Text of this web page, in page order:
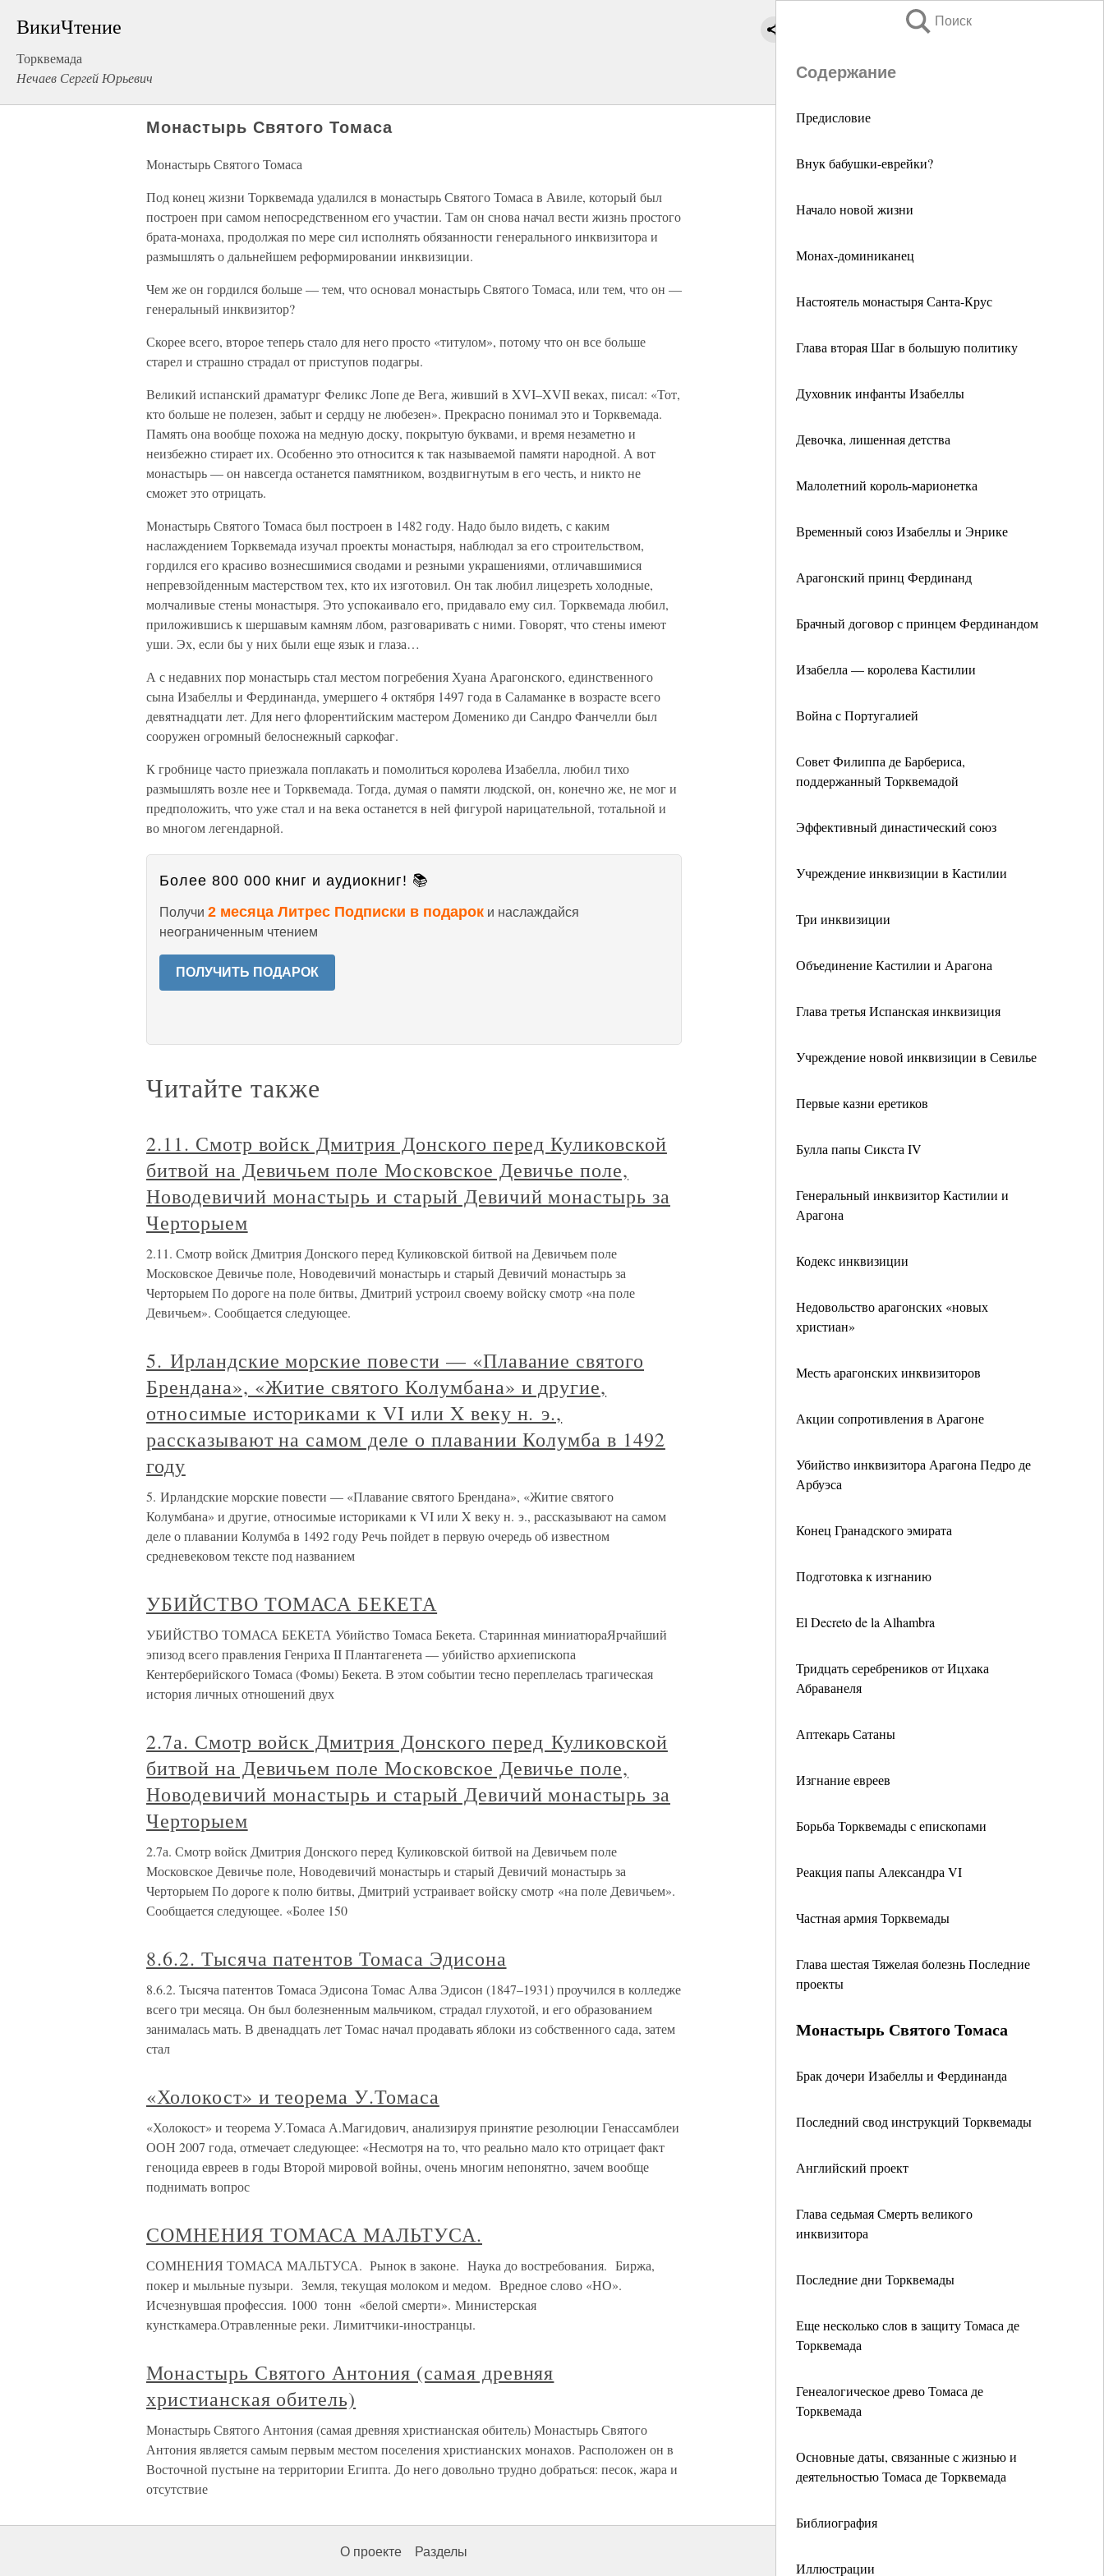
ВикиЧтение
Торквемада
Нечаев Сергей Юрьевич
Поиск
Содержание
Предисловие
Внук бабушки-еврейки?
Начало новой жизни
Монах-доминиканец
Настоятель монастыря Санта-Крус
Глава вторая Шаг в большую политику
Духовник инфанты Изабеллы
Девочка, лишенная детства
Малолетний король-марионетка
Временный союз Изабеллы и Энрике
Арагонский принц Фердинанд
Брачный договор с принцем Фердинандом
Изабелла — королева Кастилии
Война с Португалией
Совет Филиппа де Барбериса,
поддержанный Торквемадой
Эффективный династический союз
Учреждение инквизиции в Кастилии
Три инквизиции
Объединение Кастилии и Арагона
Глава третья Испанская инквизиция
Учреждение новой инквизиции в Севилье
Первые казни еретиков
Булла папы Сикста IV
Генеральный инквизитор Кастилии и
Арагона
Кодекс инквизиции
Недовольство арагонских «новых
христиан»
Месть арагонских инквизиторов
Акции сопротивления в Арагоне
Убийство инквизитора Арагона Педро де
Арбуэса
Конец Гранадского эмирата
Подготовка к изгнанию
El Decreto de la Alhambra
Тридцать серебреников от Ицхака
Абраванеля
Аптекарь Сатаны
Изгнание евреев
Борьба Торквемады с епископами
Реакция папы Александра VI
Частная армия Торквемады
Глава шестая Тяжелая болезнь Последние
проекты
Монастырь Святого Томаса
Брак дочери Изабеллы и Фердинанда
Последний свод инструкций Торквемады
Английский проект
Глава седьмая Смерть великого
инквизитора
Последние дни Торквемады
Еще несколько слов в защиту Томаса де
Торквемада
Генеалогическое древо Томаса де
Торквемада
Основные даты, связанные с жизнью и
деятельностью Томаса де Торквемада
Библиография
Иллюстрации
Монастырь Святого Томаса
Монастырь Святого Томаса
Под конец жизни Торквемада удалился в монастырь Святого Томаса в Авиле, который был
построен при самом непосредственном его участии. Там он снова начал вести жизнь простого
брата-монаха, продолжая по мере сил исполнять обязанности генерального инквизитора и
размышлять о дальнейшем реформировании инквизиции.
Чем же он гордился больше — тем, что основал монастырь Святого Томаса, или тем, что он —
генеральный инквизитор?
Скорее всего, второе теперь стало для него просто «титулом», потому что он все больше
старел и страшно страдал от приступов подагры.
Великий испанский драматург Феликс Лопе де Вега, живший в XVI–XVII веках, писал: «Тот,
кто больше не полезен, забыт и сердцу не любезен». Прекрасно понимал это и Торквемада.
Память она вообще похожа на медную доску, покрытую буквами, и время незаметно и
неизбежно стирает их. Особенно это относится к так называемой памяти народной. А вот
монастырь — он навсегда останется памятником, воздвигнутым в его честь, и никто не
сможет это отрицать.
Монастырь Святого Томаса был построен в 1482 году. Надо было видеть, с каким
наслаждением Торквемада изучал проекты монастыря, наблюдал за его строительством,
гордился его красиво вознесшимися сводами и резными украшениями, отличавшимися
непревзойденным мастерством тех, кто их изготовил. Он так любил лицезреть холодные,
молчаливые стены монастыря. Это успокаивало его, придавало ему сил. Торквемада любил,
приложившись к шершавым камням лбом, разговаривать с ними. Говорят, что стены имеют
уши. Эх, если бы у них были еще язык и глаза…
А с недавних пор монастырь стал местом погребения Хуана Арагонского, единственного
сына Изабеллы и Фердинанда, умершего 4 октября 1497 года в Саламанке в возрасте всего
девятнадцати лет. Для него флорентийским мастером Доменико ди Сандро Фанчелли был
сооружен огромный белоснежный саркофаг.
К гробнице часто приезжала поплакать и помолиться королева Изабелла, любил тихо
размышлять возле нее и Торквемада. Тогда, думая о памяти людской, он, конечно же, не мог и
предположить, что уже стал и на века останется в ней фигурой нарицательной, тотальной и
во многом легендарной.
Более 800 000 книг и аудиокниг! 📚
Получи 2 месяца Литрес Подписки в подарок и наслаждайся
неограниченным чтением
ПОЛУЧИТЬ ПОДАРОК
Читайте также
2.11. Смотр войск Дмитрия Донского перед Куликовской
битвой на Девичьем поле Московское Девичье поле,
Новодевичий монастырь и старый Девичий монастырь за
Черторыем
2.11. Смотр войск Дмитрия Донского перед Куликовской битвой на Девичьем поле
Московское Девичье поле, Новодевичий монастырь и старый Девичий монастырь за
Черторыем По дороге на поле битвы, Дмитрий устроил своему войску смотр «на поле
Девичьем». Сообщается следующее.
5. Ирландские морские повести — «Плавание святого
Брендана», «Житие святого Колумбана» и другие,
относимые историками к VI или X веку н. э.,
рассказывают на самом деле о плавании Колумба в 1492
году
5. Ирландские морские повести — «Плавание святого Брендана», «Житие святого
Колумбана» и другие, относимые историками к VI или X веку н. э., рассказывают на самом
деле о плавании Колумба в 1492 году Речь пойдет в первую очередь об известном
средневековом тексте под названием
УБИЙСТВО ТОМАСА БЕКЕТА
УБИЙСТВО ТОМАСА БЕКЕТА Убийство Томаса Бекета. Старинная миниатюраЯрчайший
эпизод всего правления Генриха II Плантагенета — убийство архиепископа
Кентерберийского Томаса (Фомы) Бекета. В этом событии тесно переплелась трагическая
история личных отношений двух
2.7а. Смотр войск Дмитрия Донского перед Куликовской
битвой на Девичьем поле Московское Девичье поле,
Новодевичий монастырь и старый Девичий монастырь за
Черторыем
2.7а. Смотр войск Дмитрия Донского перед Куликовской битвой на Девичьем поле
Московское Девичье поле, Новодевичий монастырь и старый Девичий монастырь за
Черторыем По дороге к полю битвы, Дмитрий устраивает войску смотр «на поле Девичьем».
Сообщается следующее. «Более 150
8.6.2. Тысяча патентов Томаса Эдисона
8.6.2. Тысяча патентов Томаса Эдисона Томас Алва Эдисон (1847–1931) проучился в колледже
всего три месяца. Он был болезненным мальчиком, страдал глухотой, и его образованием
занималась мать. В двенадцать лет Томас начал продавать яблоки из собственного сада, затем
стал
«Холокост» и теорема У.Томаса
«Холокост» и теорема У.Томаса А.Магидович, анализируя принятие резолюции Генассамблеи
ООН 2007 года, отмечает следующее: «Несмотря на то, что реально мало кто отрицает факт
геноцида евреев в годы Второй мировой войны, очень многим непонятно, зачем вообще
поднимать вопрос
СОМНЕНИЯ ТОМАСА МАЛЬТУСА.
СОМНЕНИЯ ТОМАСА МАЛЬТУСА. Рынок в законе. Наука до востребования. Биржа,
покер и мыльные пузыри. Земля, текущая молоком и медом. Вредное слово «НО».
Исчезнувшая профессия. 1000 тонн «белой смерти». Министерская
кунсткамера.Отравленные реки. Лимитчики-иностранцы.
Монастырь Святого Антония (самая древняя
христианская обитель)
Монастырь Святого Антония (самая древняя христианская обитель) Монастырь Святого
Антония является самым первым местом поселения христианских монахов. Расположен он в
Восточной пустыне на территории Египта. До него довольно трудно добраться: песок, жара и
отсутствие
О проекте Разделы